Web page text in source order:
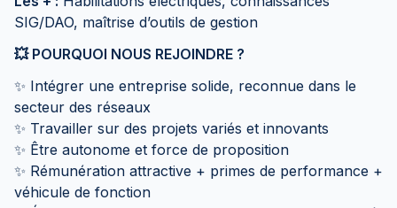
SIG/DAO, maîtrise d’outils de gestion
💥 POURQUOI NOUS REJOINDRE ?
✨ Intégrer une entreprise solide, reconnue dans le
secteur des réseaux
✨ Travailler sur des projets variés et innovants
✨ Être autonome et force de proposition
✨ Rémunération attractive + primes de performance +
véhicule de fonction